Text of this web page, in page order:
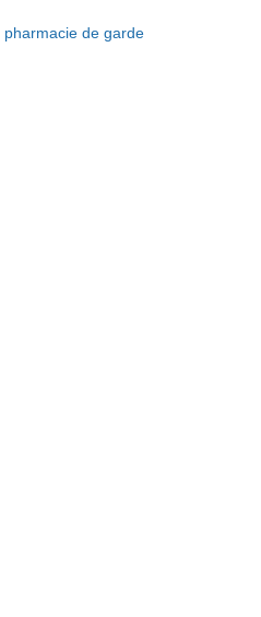
de garde